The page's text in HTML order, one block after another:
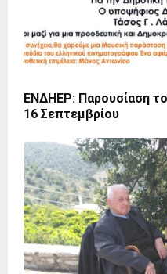
ΕΝΔΗΕΡ: Παρουσίαση
16 Σεπτεμβρίου